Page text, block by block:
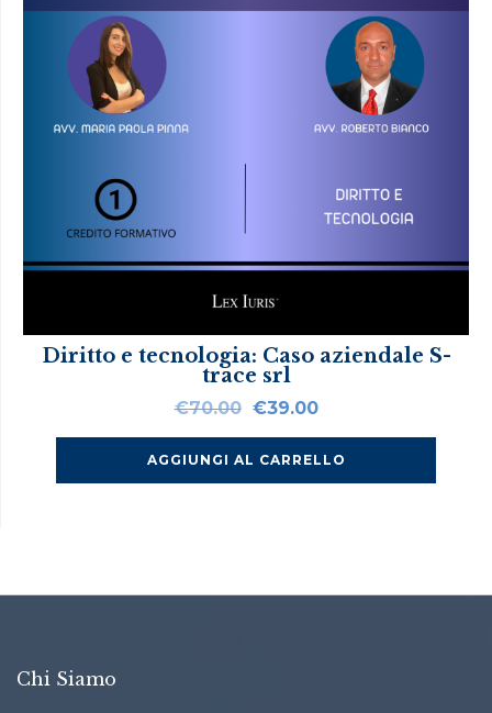
Diritto e tecnologia: Caso aziendale S-
trace srl
€70.00 Il
originale
era:
€39.00Il
attuale
è:
AGGIUNGI AL CARRELLO
Chi Siamo